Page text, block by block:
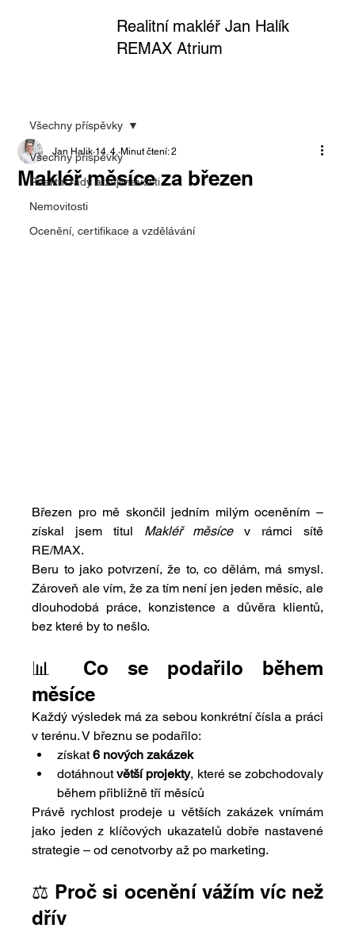
Realitní makléř Jan Halík
REMAX Atrium
Všechny příspěvky
Realitní rady a zajímavosti
Nemovitosti
Ocenění, certifikace a vzdělávání
Všechny příspěvky
Makléř měsíce za březen
Jan Halik 14. 4. Minut čtení: 2
Březen pro mě skončil jedním milým oceněním –
získal jsem titul Makléř měsíce v rámci sítě
RE/MAX.
Beru to jako potvrzení, že to, co dělám, má smysl.
Zároveň ale vím, že za tím není jen jeden měsíc, ale
dlouhodobá práce, konzistence a důvěra klientů,
bez které by to nešlo.
📊 Co se podařilo během
měsíce
Každý výsledek má za sebou konkrétní čísla a práci
v terénu. V březnu se podařilo:
získat 6 nových zakázek
dotáhnout větší projekty, které se zobchodovaly
během přibližně tří měsíců
Právě rychlost prodeje u větších zakázek vnímám
jako jeden z klíčových ukazatelů dobře nastavené
strategie – od cenotvorby až po marketing.
⚖️ Proč si ocenění vážím víc než
dřív